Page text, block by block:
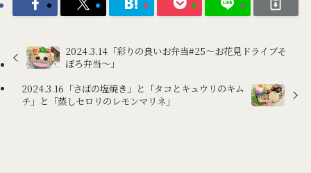
2024.3.14「彩りの良いお弁当#25～お花見ドライブそ
ぼろ弁当～」
2024.3.16「さばの塩焼き」と「タコとキュウリのキム
チ」と「蒸しセロリのレモンマリネ」